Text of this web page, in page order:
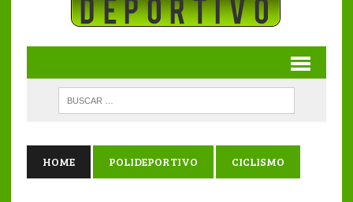
HOME POLIDEPORTIVO CICLISMO